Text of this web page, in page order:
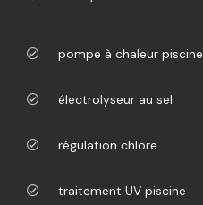
pompe à chaleur piscine
électrolyseur au sel
régulation chlore
traitement UV piscine